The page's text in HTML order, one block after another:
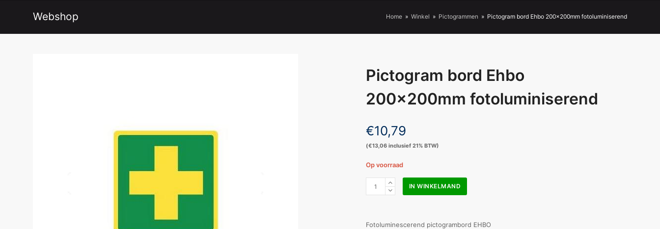
Webshop Home » Winkel » Pictogrammen » Pictogram bord Ehbo 200x200mm fotoluminiserend
Pictogram bord Ehbo
200x200mm fotoluminiserend
€10,79
(€13,06inclusief 21% BTW)
Op voorraad
Pictogram
fotoluminiserend
IN WINKELMAND
Fotoluminescerend pictogrambord EHBO